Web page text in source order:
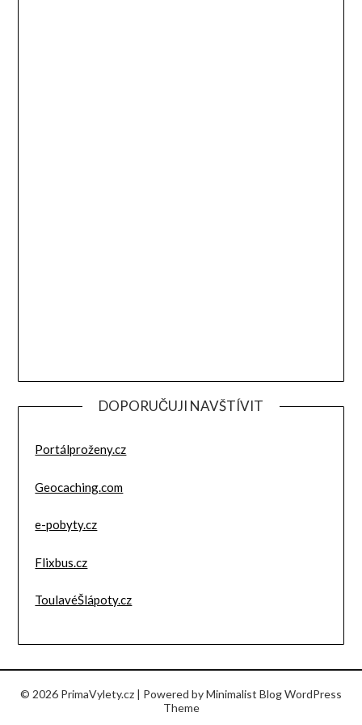
DOPORUČUJI NAVŠTÍVIT
Portálproženy.cz
Geocaching.com
e-pobyty.cz
Flixbus.cz
ToulavéŠlápoty.cz
© 2026 PrimaVylety.cz | Powered byMinimalist BlogWordPress
Theme